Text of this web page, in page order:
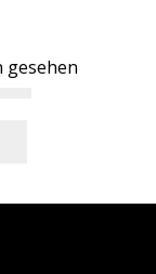
gesehen